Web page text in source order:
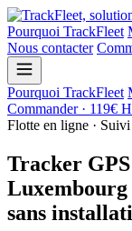
Pourquoi TrackFleet
Nous contacter
Pourquoi TrackFleet
Commander · 119€
Flotte en ligne ·
Tracker
Luxembourg
sans